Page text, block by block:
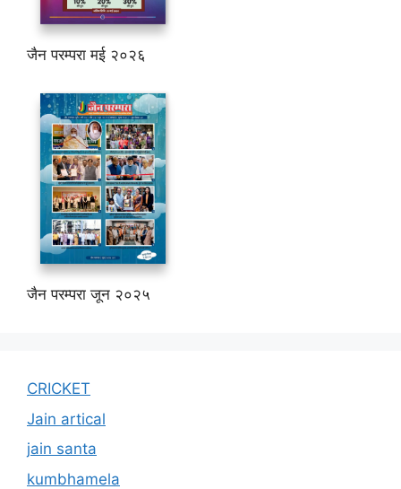
जैन परम्परा मई २०२६
जैन परम्परा जून २०२५
CRICKET
Jain artical
jain santa
kumbhamela